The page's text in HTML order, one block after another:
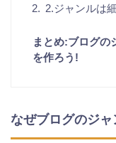
2.ジャンルは
まとめ:ブログの
を作ろう!
なぜブログのジ